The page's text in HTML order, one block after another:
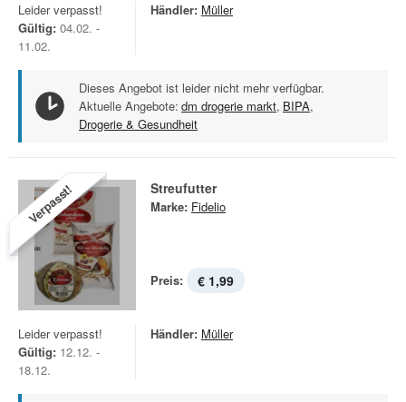
Leider verpasst!
Gültig: 04.02. -
11.02.
Händler: Müller
Dieses Angebot ist leider nicht mehr verfügbar.
Aktuelle Angebote: dm drogerie markt, BIPA,
Drogerie & Gesundheit
Verpasst! Streufutter
Marke: Fidelio
Preis: € 1,99
Leider verpasst!
Gültig: 12.12. -
18.12.
Händler: Müller